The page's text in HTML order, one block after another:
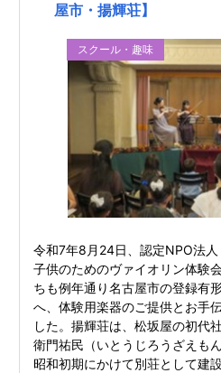
屋市・揚輝荘】
スクール・趣味
令和7年8月24日、認定NPO法
子供のためのヴァイオリン体験
ちも例年通り名古屋市の登録有
へ、体験用楽器のご提供とお手
した。揚輝荘は、松坂屋の初代
衛門祐民（いとうじろうざえも
昭和初期にかけて別荘として建